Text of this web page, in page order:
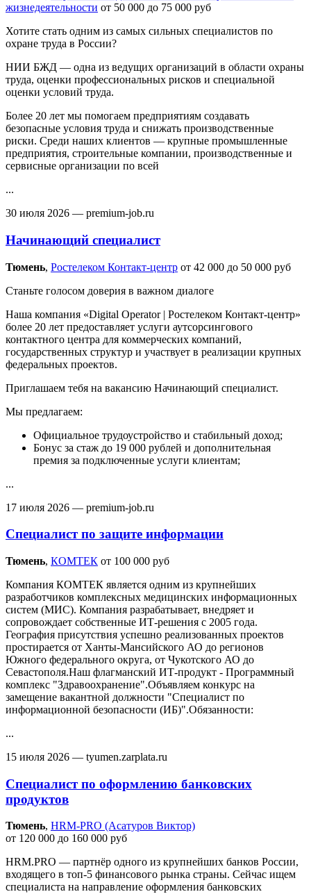
жизнедеятельности от 50 000 до 75 000 руб
Хотите стать одним из самых сильных специалистов по
охране труда в России?
НИИ БЖД — одна из ведущих организаций в области охраны
труда, оценки профессиональных рисков и специальной
оценки условий труда.
Более 20 лет мы помогаем предприятиям создавать
безопасные условия труда и снижать производственные
риски. Среди наших клиентов — крупные промышленные
предприятия, строительные компании, производственные и
сервисные организации по всей
...
30 июля 2026 — premium-job.ru
Начинающий специалист
Тюмень‎, Ростелеком Контакт-центр от 42 000 до 50 000 руб
Станьте голосом доверия в важном диалоге
Наша компания «Digital Operator | Ростелеком Контакт-центр»
более 20 лет предоставляет услуги аутсорсингового
контактного центра для коммерческих компаний,
государственных структур и участвует в реализации крупных
федеральных проектов.
Приглашаем тебя на вакансию Начинающий специалист.
Мы предлагаем:
Официальное трудоустройство и стабильный доход;
Бонус за стаж до 19 000 рублей и дополнительная
премия за подключенные услуги клиентам;
...
17 июля 2026 — premium-job.ru
Специалист по защите информации
Тюмень‎, КОМТЕК от 100 000 руб
Компания КОМТЕК является одним из крупнейших
разработчиков комплексных медицинских информационных
систем (МИС). Компания разрабатывает, внедряет и
сопровождает собственные ИТ-решения с 2005 года.
География присутствия успешно реализованных проектов
простирается от Ханты-Мансийского АО до регионов
Южного федерального округа, от Чукотского АО до
Севастополя.Наш флагманский ИТ-продукт - Программный
комплекс "Здравоохранение".Объявляем конкурс на
замещение вакантной должности "Специалист по
информационной безопасности (ИБ)".Обязанности:
...
15 июля 2026 — tyumen.zarplata.ru
Специалист по оформлению банковских
продуктов
Тюмень‎, HRM-PRO (Асатуров Виктор)
от 120 000 до 160 000 руб
HRM.PRO — партнёр одного из крупнейших банков России,
входящего в топ-5 финансового рынка страны. Сейчас ищем
специалиста на направление оформления банковских